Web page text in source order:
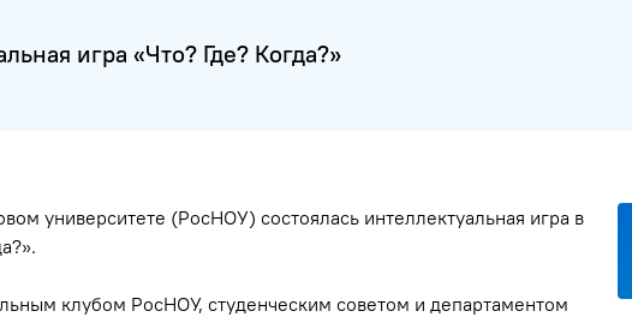
игра «Что? Где? Когда?»
университете (РосНОУ) состоялась интеллектуальная игра в
клубом РосНОУ, студенческим советом и департаментом